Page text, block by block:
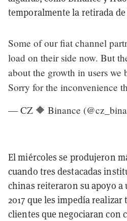
temporalmente la retirada
Some of our fiat channel
load on their side now. But
about the growth in users we
Sorry for the inconvenience
— CZ 🔶 Binance
El miércoles se produjeron
cuando tres destacadas
chinas reiteraron su apoyo
2017 que les impedía
clientes que negociaran con